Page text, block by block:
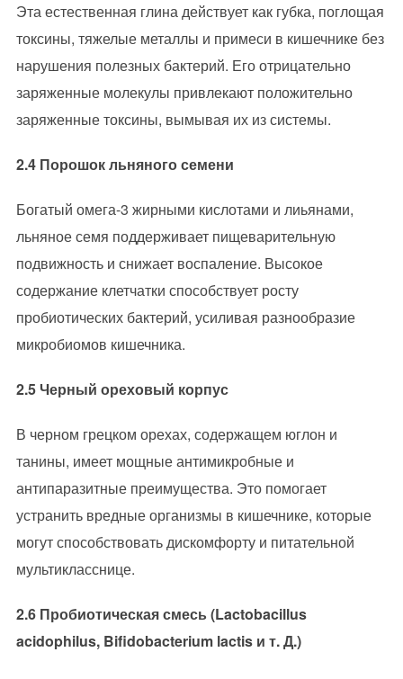
Эта естественная глина действует как губка, поглощая
токсины, тяжелые металлы и примеси в кишечнике без
нарушения полезных бактерий. Его отрицательно
заряженные молекулы привлекают положительно
заряженные токсины, вымывая их из системы.
2.4 Порошок льняного семени
Богатый омега-3 жирными кислотами и лиьянами,
льняное семя поддерживает пищеварительную
подвижность и снижает воспаление. Высокое
содержание клетчатки способствует росту
пробиотических бактерий, усиливая разнообразие
микробиомов кишечника.
2.5 Черный ореховый корпус
В черном грецком орехах, содержащем юглон и
танины, имеет мощные антимикробные и
антипаразитные преимущества. Это помогает
устранить вредные организмы в кишечнике, которые
могут способствовать дискомфорту и питательной
мультикласснице.
2.6 Пробиотическая смесь (Lactobacillus
acidophilus, Bifidobacterium lactis и т. Д.)